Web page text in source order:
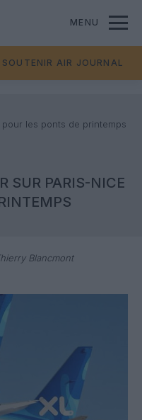
MENU
SOUTENIR AIR JOURNAL
les ponts de printemps
SUR PARIS-NICE
Blancmont